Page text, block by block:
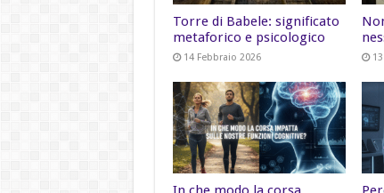
Torre di Babele: significato
metaforico e psicologico
14 Febbraio 2026